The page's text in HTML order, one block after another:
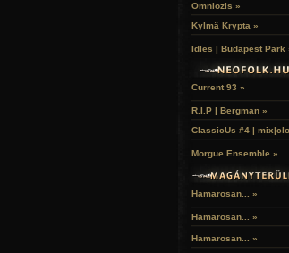
Omniozis »
Kylmä Krypta »
Idles | Budapest Park
Current 93 »
R.I.P | Bergman »
ClassicUs #4 |
Morgue Ensemble »
Hamarosan... »
Hamarosan... »
Hamarosan... »